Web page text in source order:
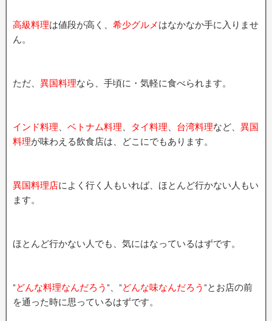
高級料理は値段が高く、 希少グルメ はなかなか手に入りませ
ん。
ただ、 異国料理なら、手頃に・気軽に食べられます。
インド料理 ベトナム料理 タイ料理 台湾料理など、 異国
料理が味わえる飲食店は、どこにでもあります。
異国料理店によく行く人もいれば、ほとんど行かない人もい
ます。
ほとんど行かない人でも、気にはなっているはずです。
”どんな料理なんだろう ”、”どんな味なんだろう ”とお店の前
を通った時に思っているはずです。